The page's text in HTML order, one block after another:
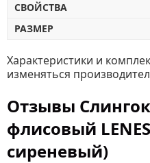
СВОЙСТВА
РАЗМЕР
Характеристики и
изменяться
Отзывы
флисовый
сиреневый)